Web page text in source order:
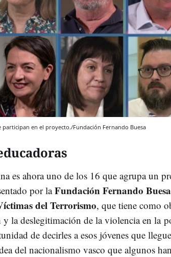
en el proyecto./Fundación Fernando Buesa
es ahora uno de los 16 que agrupa un
por laFundación Fernando
del Terrorismo, que tiene como
y la deslegitimación de la violencia en la
de decirles a esos jóvenes que
del nacionalismo vasco que algunos